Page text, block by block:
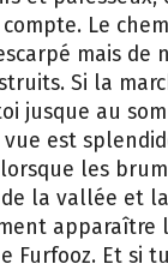
Le
mais de
Si la
jusque au
est
les
la vallée et
apparaître
Furfooz. Et si